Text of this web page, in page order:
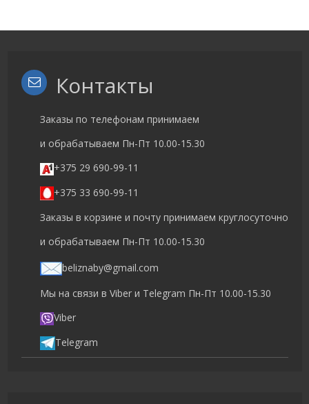
Контакты
Заказы по телефонам принимаем
и обрабатываем Пн-Пт 10.00-15.30
+375 29 690-99-11
+375 33 690-99-11
Заказы в корзине и почту принимаем круглосуточно
и обрабатываем Пн-Пт 10.00-15.30
beliznaby@gmail.com
Мы на связи в Viber и Telegram Пн-Пт 10.00-15.30
Viber
Telegram